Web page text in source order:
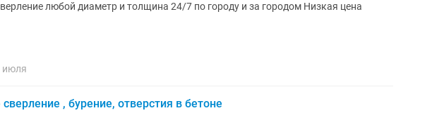
Алмазное сверление любой диаметр и толщина 24/7 по городу и за городом Низкая цена
июля
, бурение, отверстия в бетоне